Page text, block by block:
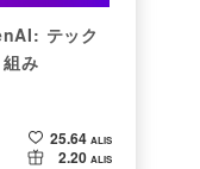
テック
み
25.64 ALIS
2.20 ALIS